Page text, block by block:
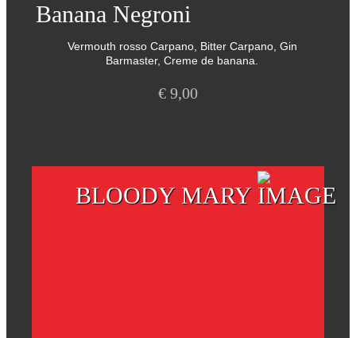
Banana Negroni
Vermouth rosso Carpano, Bitter Carpano, Gin
Barmaster, Creme de banana.
€ 9,00
BLOODY MARY